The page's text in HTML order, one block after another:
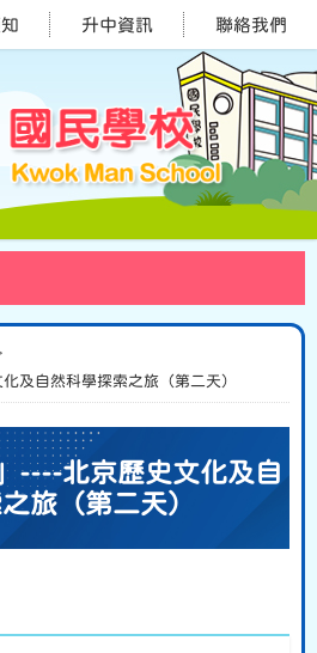
升中資訊 聯絡我們
及自然科學探索之旅（第二天）
----北京歷史文化及自
旅（第二天）